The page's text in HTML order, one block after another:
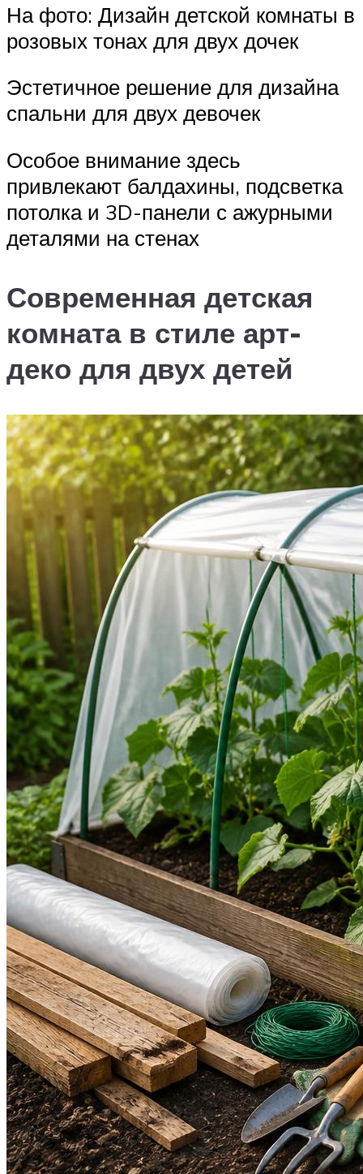
На фото: Дизайн детской комнаты в
розовых тонах для двух дочек
Эстетичное решение для дизайна
спальни для двух девочек
Особое внимание здесь
привлекают балдахины, подсветка
потолка и 3D-панели с ажурными
деталями на стенах
Современная детская
комната в стиле арт-
деко для двух детей